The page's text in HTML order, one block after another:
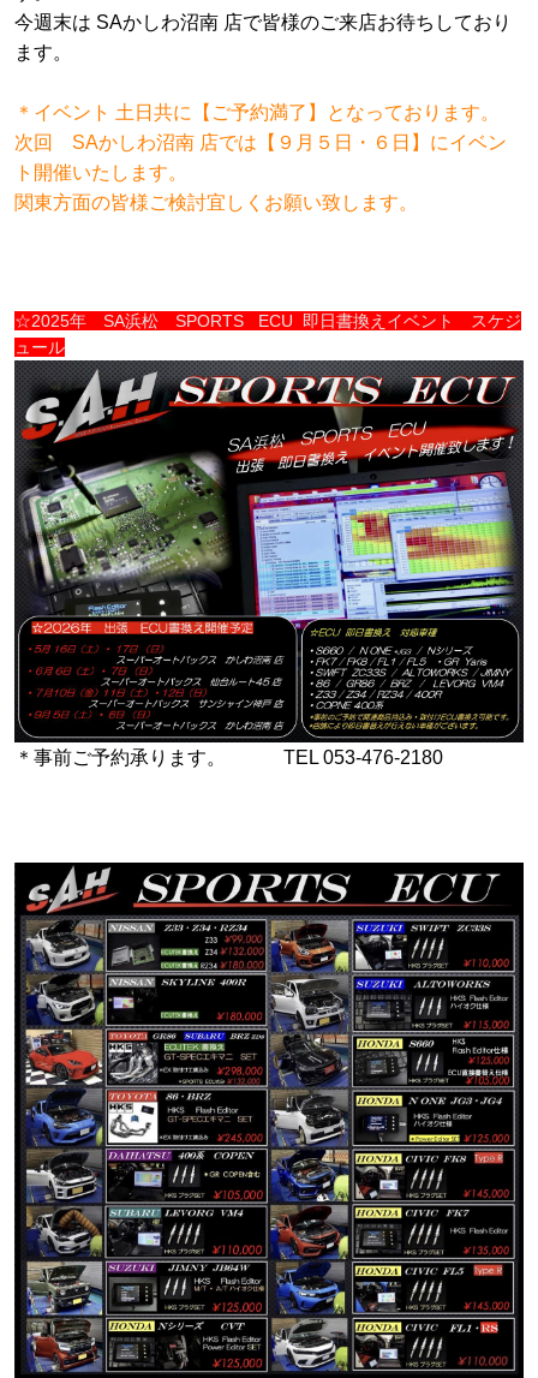
今週末は SAかしわ沼南 店で皆様のご来店お待ちしており
ます。
＊イベント 土日共に【ご予約満了】となっております。
次回 SAかしわ沼南 店では【９月５日・６日】にイベン
ト開催いたします。
関東方面の皆様ご検討宜しくお願い致します。
☆2025年 SA浜松 SPORTS ECU 即日書換えイベント スケジ
ュール
＊事前ご予約承ります。 TEL 053-476-2180